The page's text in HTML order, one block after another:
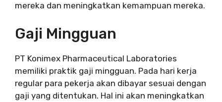
mereka dan meningkatkan kemampuan mereka.
Gaji Mingguan
PT Konimex Pharmaceutical Laboratories
memiliki praktik gaji mingguan. Pada hari kerja
regular para pekerja akan dibayar sesuai dengan
gaji yang ditentukan. Hal ini akan meningkatkan